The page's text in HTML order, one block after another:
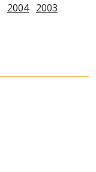
2004 2003